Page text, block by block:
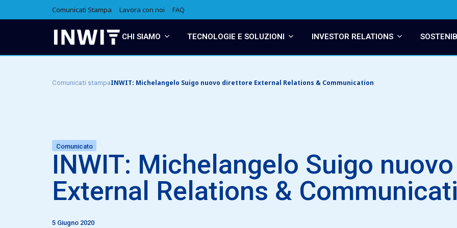
Comunicati Stampa Lavora con noi FAQ
CHI SIAMO TECNOLOGIE E SOLUZIONI INVESTOR RELATIONS
Comunicati stampaINWIT: Michelangelo Suigo nuovo direttore External Relations & Communication
Comunicato
INWIT: Michelangelo Suigo
External Relations &
5 Giugno 2020